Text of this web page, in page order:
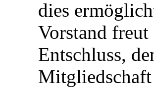
dies
Vorstand
Entschluss,